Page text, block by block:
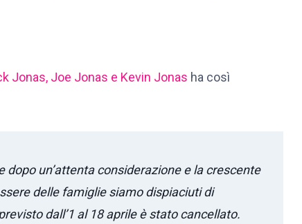
Jonas, Joe Jonas e Kevin Jonas ha così
un’attenta considerazione e la crescente
delle famiglie siamo dispiaciuti di
dall’1 al 18 aprile è stato cancellato.